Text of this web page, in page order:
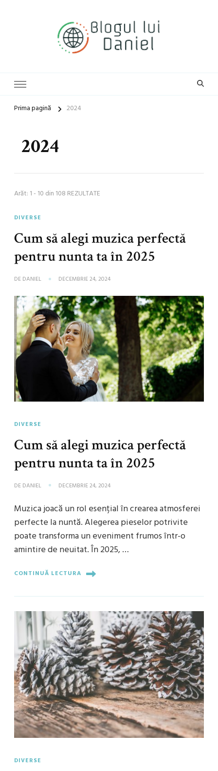
Prima pagină 2024
2024
Arăt: 1 - 10 din 108 REZULTATE
DIVERSE
Cum să alegi muzica perfectă
pentru nunta ta în 2025
DE DANIEL DECEMBRIE 24, 2024
DIVERSE
Cum să alegi muzica perfectă
pentru nunta ta în 2025
DE DANIEL DECEMBRIE 24, 2024
Muzica joacă un rol esențial în crearea atmosferei
perfecte la nuntă. Alegerea pieselor potrivite
poate transforma un eveniment frumos într-o
amintire de neuitat. În 2025, …
CONTINUĂ LECTURA
DIVERSE